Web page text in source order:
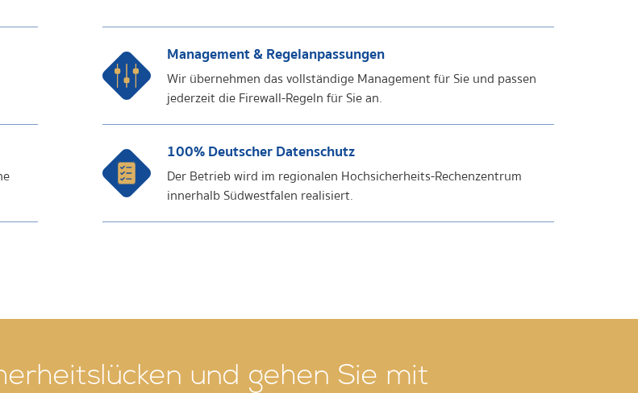
Management & Regelanpassungen
Wir übernehmen das vollständige Management für Sie und passen
jederzeit die Firewall-Regeln für Sie an.
100% Deutscher Datenschutz
Der Betrieb wird im regionalen Hochsicherheits-Rechenzentrum
innerhalb Südwestfalen realisiert.
und gehen Sie mit